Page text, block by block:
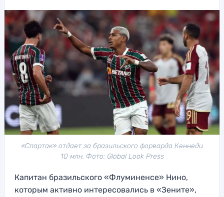
«Спартак» отдает за бразильского форварда Кеннеди
10 млн. Фото: Global Look Press
Капитан бразильского «Флуминенсе» Нино,
которым активно интересовались в «Зените»,